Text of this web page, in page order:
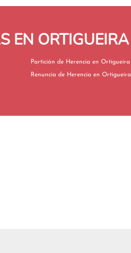
EN ORTIGUEIRA
Partición de Herencia en Ortigueira
Renuncia de Herencia en Ortigueira